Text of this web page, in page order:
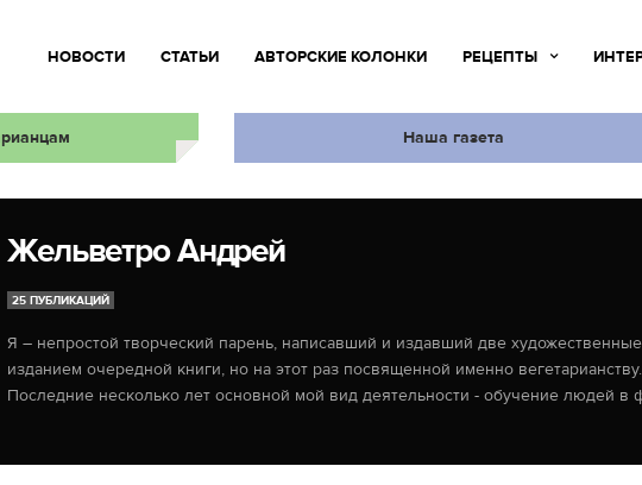
НОВОСТИ СТАТЬИ АВТОРСКИЕ КОЛОНКИ РЕЦЕПТЫ
Наша газета
Жельветро Андрей
25 ПУБЛИКАЦИЙ
Я – непростой творческий парень, написавший и издавший две
изданием очередной книги, но на этот раз посвященной именно
Последние несколько лет основной мой вид деятельности - обучение людей в